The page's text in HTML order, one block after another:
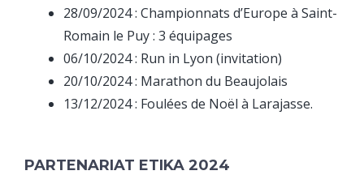
28/09/2024 : Championnats d’Europe à Saint-
Romain le Puy : 3 équipages
06/10/2024 : Run in Lyon (invitation)
20/10/2024 : Marathon du Beaujolais
13/12/2024 : Foulées de Noël à Larajasse.
PARTENARIAT ETIKA 2024